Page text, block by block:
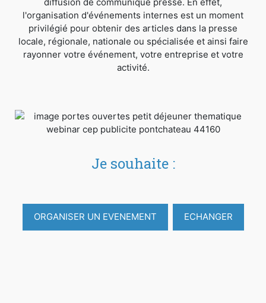
l'organisation d'événements internes est un moment
privilégié pour obtenir des articles dans la presse
locale, régionale, nationale ou spécialisée et ainsi faire
rayonner votre événement, votre entreprise et votre
activité.
Je souhaite :
ORGANISER UN EVENEMENT ECHANGER